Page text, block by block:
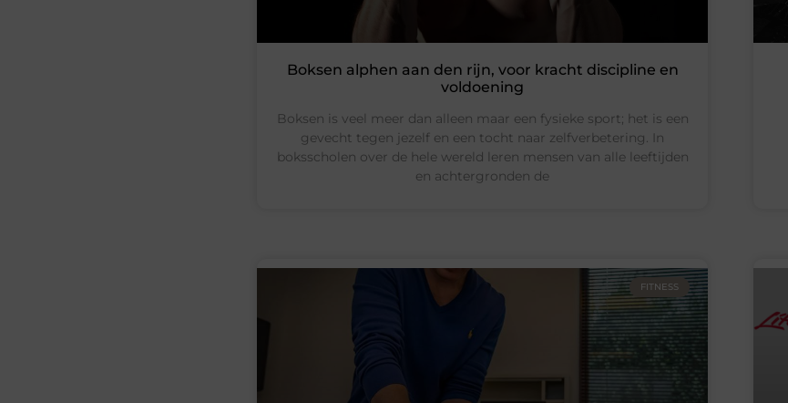
Boksen alphen aan den rijn, voor kracht discipline en
voldoening
Boksen is veel meer dan alleen maar een fysieke sport; het is een
gevecht tegen jezelf en een tocht naar zelfverbetering. In
boksscholen over de hele wereld leren mensen van alle leeftijden
en achtergronden de
FITNESS